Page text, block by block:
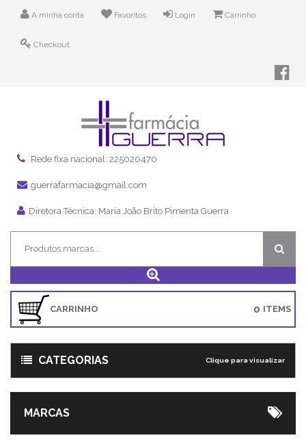
A minha conta Favoritos Login Carrinho
Checkout
Rede fixa nacional: 225020470
guerrafarmacia@gmail.com
Diretora Técnica: Maria João Brito Pimenta Guerra
CARRINHO ITEMS
0
CATEGORIAS Clique para visualizar
MARCAS